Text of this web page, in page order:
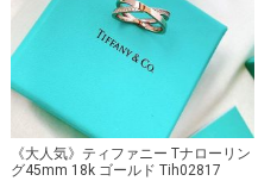
《大人気》ティファニー Tナローリン
グ45mm 18k ゴールド Tih02817